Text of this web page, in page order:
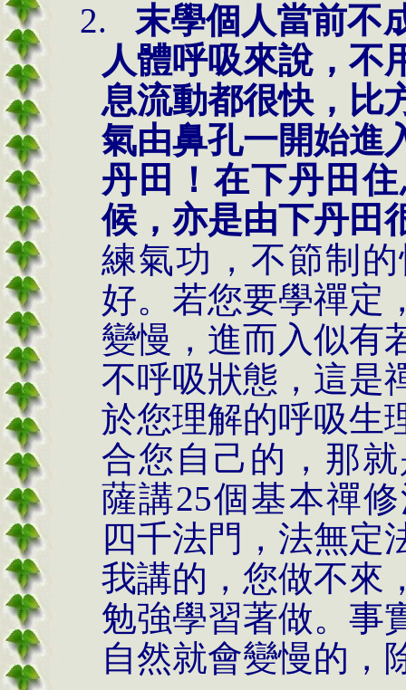
2.
末學個人當前不
人體呼吸來說，不
息流動都很快，比
氣由鼻孔一開始進
丹田！在下丹田
候，亦是由下丹田
練氣功，不節制
好。若您要學禪定
變慢，進而入似有
不呼吸狀態，這是
於您理解的呼吸生
合您自己的，那
薩講25個基本禪
四千法門，法無定
我講的，您做不來
勉強學習著做。事
自然就會變慢的，